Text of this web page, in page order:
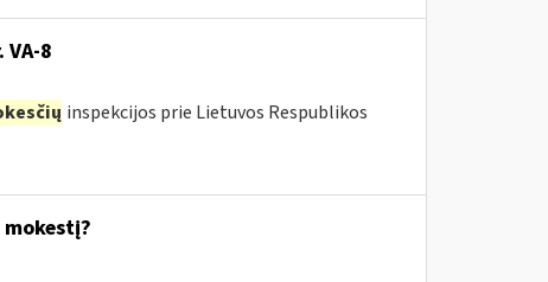
8
inspekcijos prie Lietuvos Respublikos